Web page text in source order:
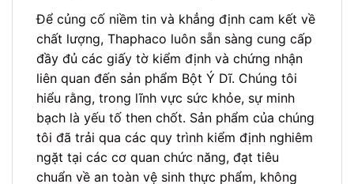
Để củng cố niềm tin và khẳng định cam kết về
chất lượng, Thaphaco luôn sẵn sàng cung cấp
đầy đủ các giấy tờ kiểm định và chứng nhận
liên quan đến sản phẩm Bột Ý Dĩ. Chúng tôi
hiểu rằng, trong lĩnh vực sức khỏe, sự minh
bạch là yếu tố then chốt. Sản phẩm của chúng
tôi đã trải qua các quy trình kiểm định nghiêm
ngặt tại các cơ quan chức năng, đạt tiêu
chuẩn về an toàn vệ sinh thực phẩm, không